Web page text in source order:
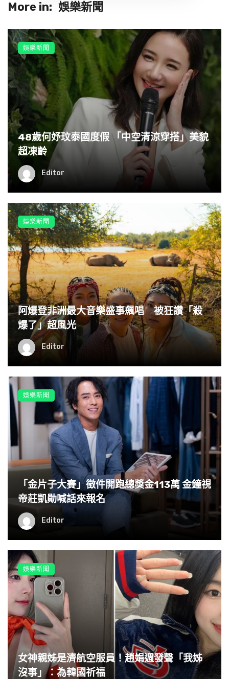
More in: 娛樂新聞
48歲何妤玟泰國度假 「中空清涼穿搭」美貌
超凍齡
Editor
娛樂新聞
阿爆登非洲最大音樂盛事飆唱 被狂讚「殺
爆了」超風光
Editor
娛樂新聞
「金片子大賽」徵件開跑總獎金113萬 金鐘視
帝莊凱勛喊話來報名
Editor
娛樂新聞
女神親姊是濟航空服員！趙娟週發聲「我姊
沒事」：為韓國祈福
娛樂新聞